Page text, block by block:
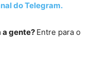
do Telegram.
a gente? Entre para o